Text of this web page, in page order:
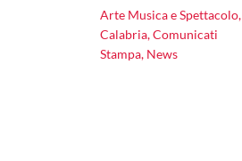
Arte Musica e Spettacolo,
Calabria,Comunicati
Stampa, News